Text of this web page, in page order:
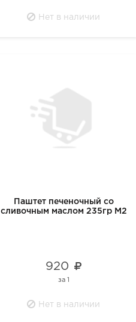
Нет в наличии
Паштет печеночный со
сливочным маслом 235гр М2
920
за 1
Нет в наличии